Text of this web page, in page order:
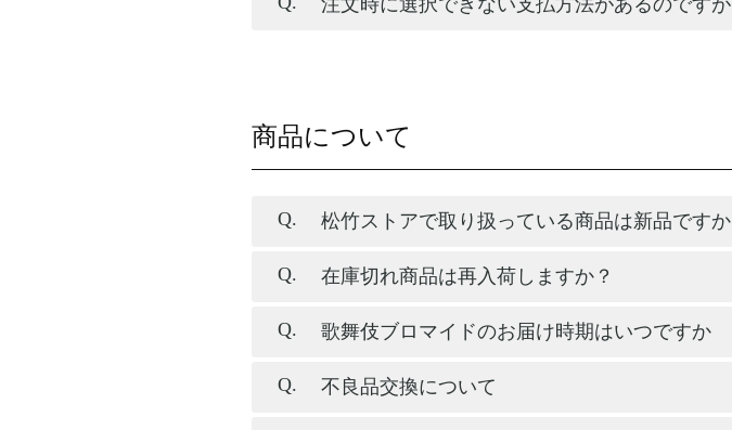
注文時に選択できない支払方法があるのですが
商品について
松竹ストアで取り扱っている商品は新品ですか
在庫切れ商品は再入荷しますか？
歌舞伎ブロマイドのお届け時期はいつですか
不良品交換について